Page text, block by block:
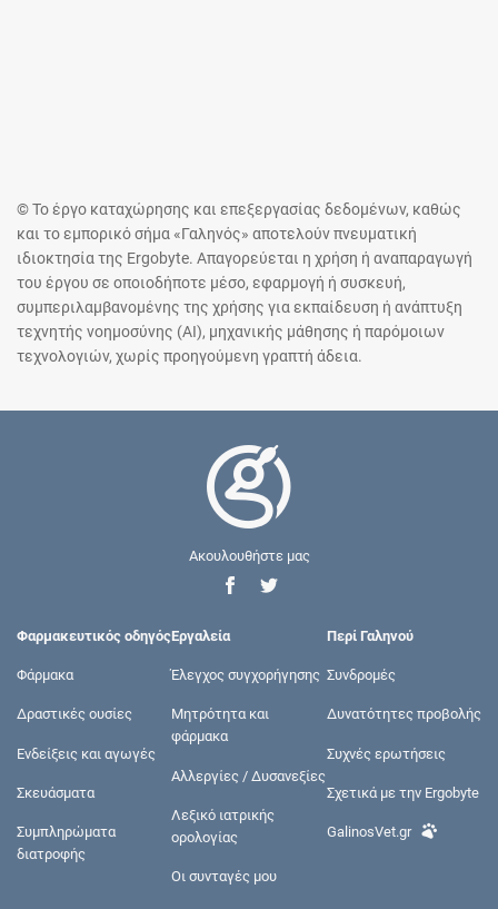
© Το έργο καταχώρησης και επεξεργασίας δεδομένων, καθώς
και το εμπορικό σήμα «Γαληνός» αποτελούν πνευματική
ιδιοκτησία της Ergobyte. Απαγορεύεται η χρήση ή αναπαραγωγή
του έργου σε οποιοδήποτε μέσο, εφαρμογή ή συσκευή,
συμπεριλαμβανομένης της χρήσης για εκπαίδευση ή ανάπτυξη
τεχνητής νοημοσύνης (AI), μηχανικής μάθησης ή παρόμοιων
τεχνολογιών, χωρίς προηγούμενη γραπτή άδεια.
Ακουλουθήστε μας
Φαρμακευτικός οδηγός
Φάρμακα
Δραστικές ουσίες
Ενδείξεις και αγωγές
Σκευάσματα
Συμπληρώματα
διατροφής
Εργαλεία
Έλεγχος συγχορήγησης
Μητρότητα και
φάρμακα
Αλλεργίες / Δυσανεξίες
Λεξικό ιατρικής
ορολογίας
Οι συνταγές μου
Περί Γαληνού
Συνδρομές
Δυνατότητες προβολής
Συχνές ερωτήσεις
Σχετικά με την Ergobyte
GalinosVet.gr